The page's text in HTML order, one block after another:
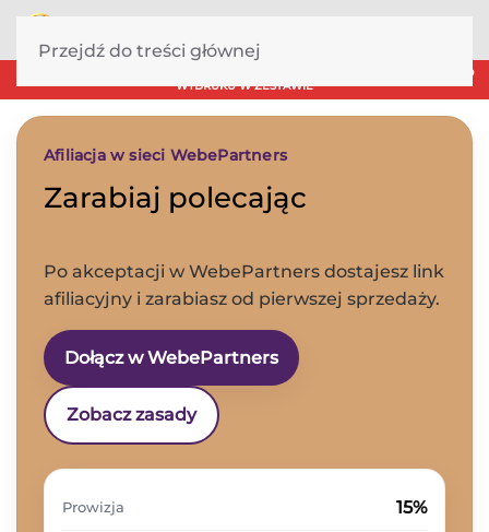
Przejdź do treści głównej
DOSTAWA NAWET W KILKA GODZIN! KARTA PREZENTOWA DO SAMODZIELNEGO
WYDRUKU W ZESTAWIE
Afiliacja w sieci WebePartners
Zarabiaj polecając
Po akceptacji w WebePartners dostajesz link
afiliacyjny i zarabiasz od pierwszej sprzedaży.
Dołącz w WebePartners
Zobacz zasady
Prowizja 15%